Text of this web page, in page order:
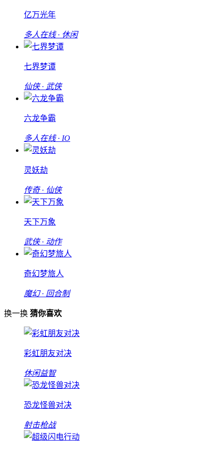
亿万光年
多人在线 · 休闲
七界梦谭
仙侠 · 武侠
六龙争霸
多人在线 · IO
灵妖劫
传奇 · 仙侠
天下万象
武侠 · 动作
奇幻梦旅人
魔幻 · 回合制
换一换 猜你喜欢
彩虹朋友对决
休闲益智
恐龙怪兽对决
射击枪战